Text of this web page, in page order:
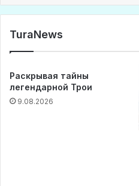
TuraNews
Раскрывая тайны
легендарной Трои
9.08.2026